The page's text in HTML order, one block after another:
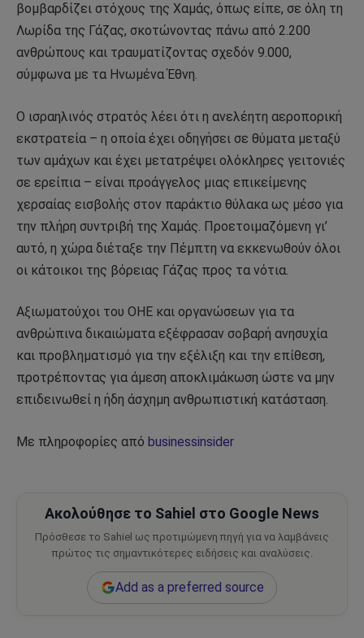
βομβαρδίζει στόχους της Χαμάς, όπως είπε, σε όλη τη
Λωρίδα της Γάζας, σκοτώνοντας πάνω από 2.200
ανθρώπους και τραυματίζοντας σχεδόν 9.000,
σύμφωνα με τα Ηνωμένα Έθνη.
Ο ισραηλινός στρατός λέει ότι η ανελέητη αεροπορική
εκστρατεία – η οποία έχει οδηγήσει σε θύματα μεταξύ
των αμάχων και έχει μετατρέψει ολόκληρες γειτονιές
σε ερείπια – είναι προάγγελος μιας επικείμενης
χερσαίας εισβολής στον παράκτιο θύλακα ως μέσο για
την πλήρη συντριβή της Χαμάς. Προετοιμαζόμενη γι’
αυτό, η χώρα διέταξε την Πέμπτη να εκκενωθούν όλοι
οι κάτοικοι της βόρειας Γάζας προς τα νότια.
Αξιωματούχοι του ΟΗΕ και οργανώσεων για τα
ανθρώπινα δικαιώματα εξέφρασαν σοβαρή ανησυχία
και προβληματισμό για την εξέλιξη και την επίθεση,
προτρέποντας για άμεση αποκλιμάκωση ώστε να μην
επιδεινωθεί η ήδη άσχημη ανθρωπιστική κατάσταση.
Με πληροφορίες από businessinsider
Ακολούθησε το Sahiel στο Google News
Πρόσθεσε το Sahiel ως προτιμώμενη πηγή για να λαμβάνεις
πρώτος τις σημαντικότερες ειδήσεις και αναλύσεις.
Add as a preferred source